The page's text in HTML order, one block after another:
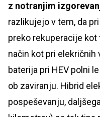
z notranjim
razlikujejo v tem, da
preko rekuperacije
način kot pri
baterija pri HEV polni
ob zaviranju. Hibrid
pospeševanju,